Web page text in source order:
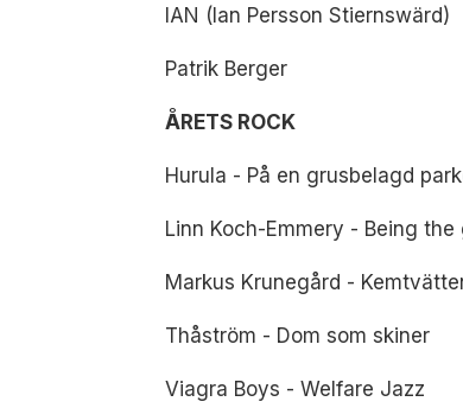
IAN (Ian Persson Stiernswärd)
Patrik Berger
ÅRETS ROCK
Hurula - På en grusbelagd
Linn Koch-Emmery - Being the
Markus Krunegård -
Thåström - Dom som skiner
Viagra Boys - Welfare Jazz